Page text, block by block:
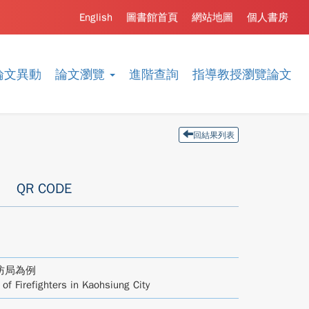
文異動 論文瀏覽 進階查詢 指導教授瀏覽論文
個人書房
網站地圖
圖書館首頁
English
回結果列表
QR CODE
局為例
Firefighters in Kaohsiung City